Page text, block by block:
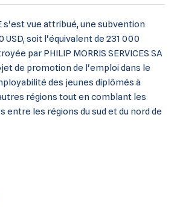
s'est vue attribué, une subvention
soit l'équivalent de 231 000
par PHILIP MORRIS SERVICES SA
de promotion de l'emploi dans le
des jeunes diplômés à
régions tout en comblant les
entre les régions du sud et du nord de